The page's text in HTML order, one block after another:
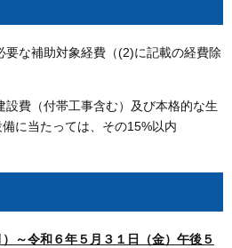
要な補助対象経費（(2)に記載の経費除
設費（付帯工事含む）及び本格的な生
に当たっては、その15%以内
～令和６年５月３１日（金）午後５